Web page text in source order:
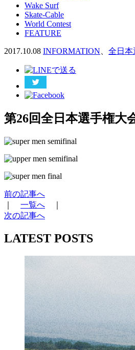
Wake Surf
Skate-Cable
World Contest
FEATURE
2017.10.08 INFORMATION 全日本
第26回全日本選手権大
前の記事へ
一覧へ
次の記事へ
LATEST POSTS